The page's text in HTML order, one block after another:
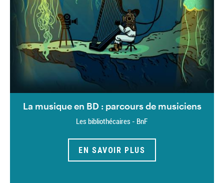
La musique en BD : parcours de musiciens
Les bibliothécaires - BnF
EN SAVOIR PLUS